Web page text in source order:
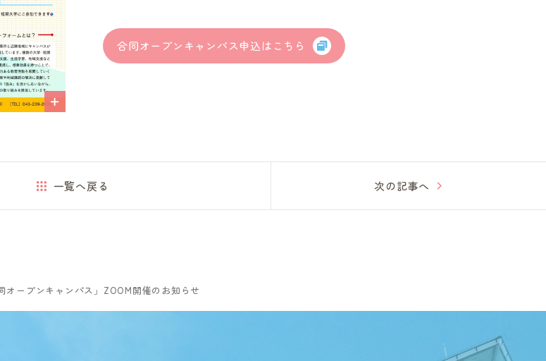
合同オープンキャンパス申込はこちら
一覧へ戻る 次の記事へ
ープンキャンパス」ZOOM開催のお知らせ